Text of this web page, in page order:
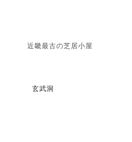
近畿最古の芝居小屋
玄武洞